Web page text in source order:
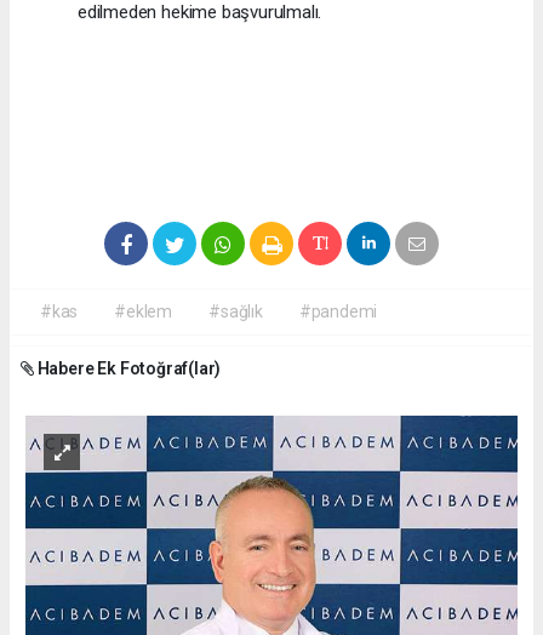
edilmeden hekime başvurulmalı.
#kas #eklem #sağlık #pandemi
Habere Ek Fotoğraf(lar)